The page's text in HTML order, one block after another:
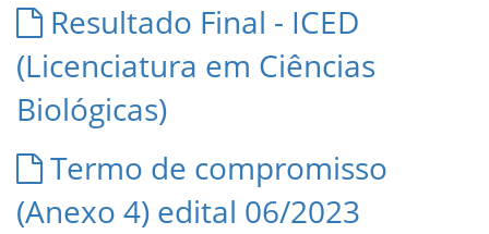
Resultado Final - ICED
(Licenciatura em Ciências
Biológicas)
Termo de compromisso
(Anexo 4) edital 06/2023